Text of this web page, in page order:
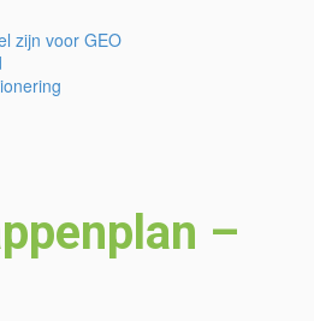
zijn voor GEO
–